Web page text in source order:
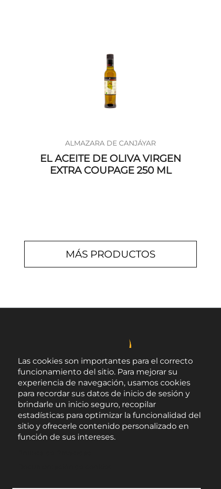
ALMAZARA DE CANJÁYAR
EL ACEITE DE OLIVA VIRGEN
EXTRA COUPAGE 250 ML
MÁS PRODUCTOS
Aviso legal-Política de privacidad-
Las cookies son importantes para el correcto
funcionamiento del sitio. Para mejorar su
experiencia de navegación, usamos cookies
para recordar sus datos de inicio de sesión y
brindarle un inicio seguro, recopilar
estadísticas para optimizar la funcionalidad del
sitio y ofrecerle contenido personalizado en
función de sus intereses.